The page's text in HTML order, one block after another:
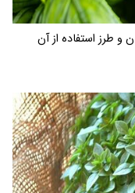
طرز استفاده از آن